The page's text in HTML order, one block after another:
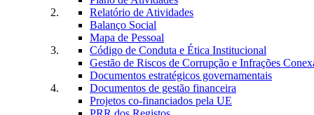
Relatório de Atividades
Balanço Social
Mapa de Pessoal
Código de Conduta e Ética Institucional
Gestão de Riscos de Corrupção e Infrações
Documentos estratégicos governamentais
Documentos de gestão financeira
Projetos co-financiados pela UE